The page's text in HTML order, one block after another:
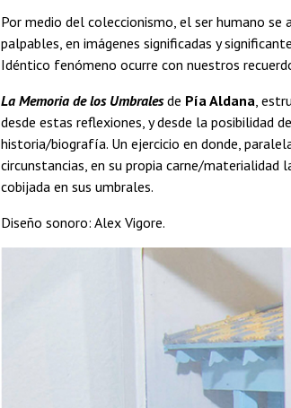
Por medio del coleccionismo, el ser humano
palpables, en imágenes significadas y
Idéntico fenómeno ocurre con nuestros
La Memoria de los Umbralesde Pía Aldana ,
desde estas reflexiones, y desde la posibilidad
historia/biografía. Un ejercicio en donde,
circunstancias, en su propia carne/
cobijada en sus umbrales.
Diseño sonoro: Alex Vigore.